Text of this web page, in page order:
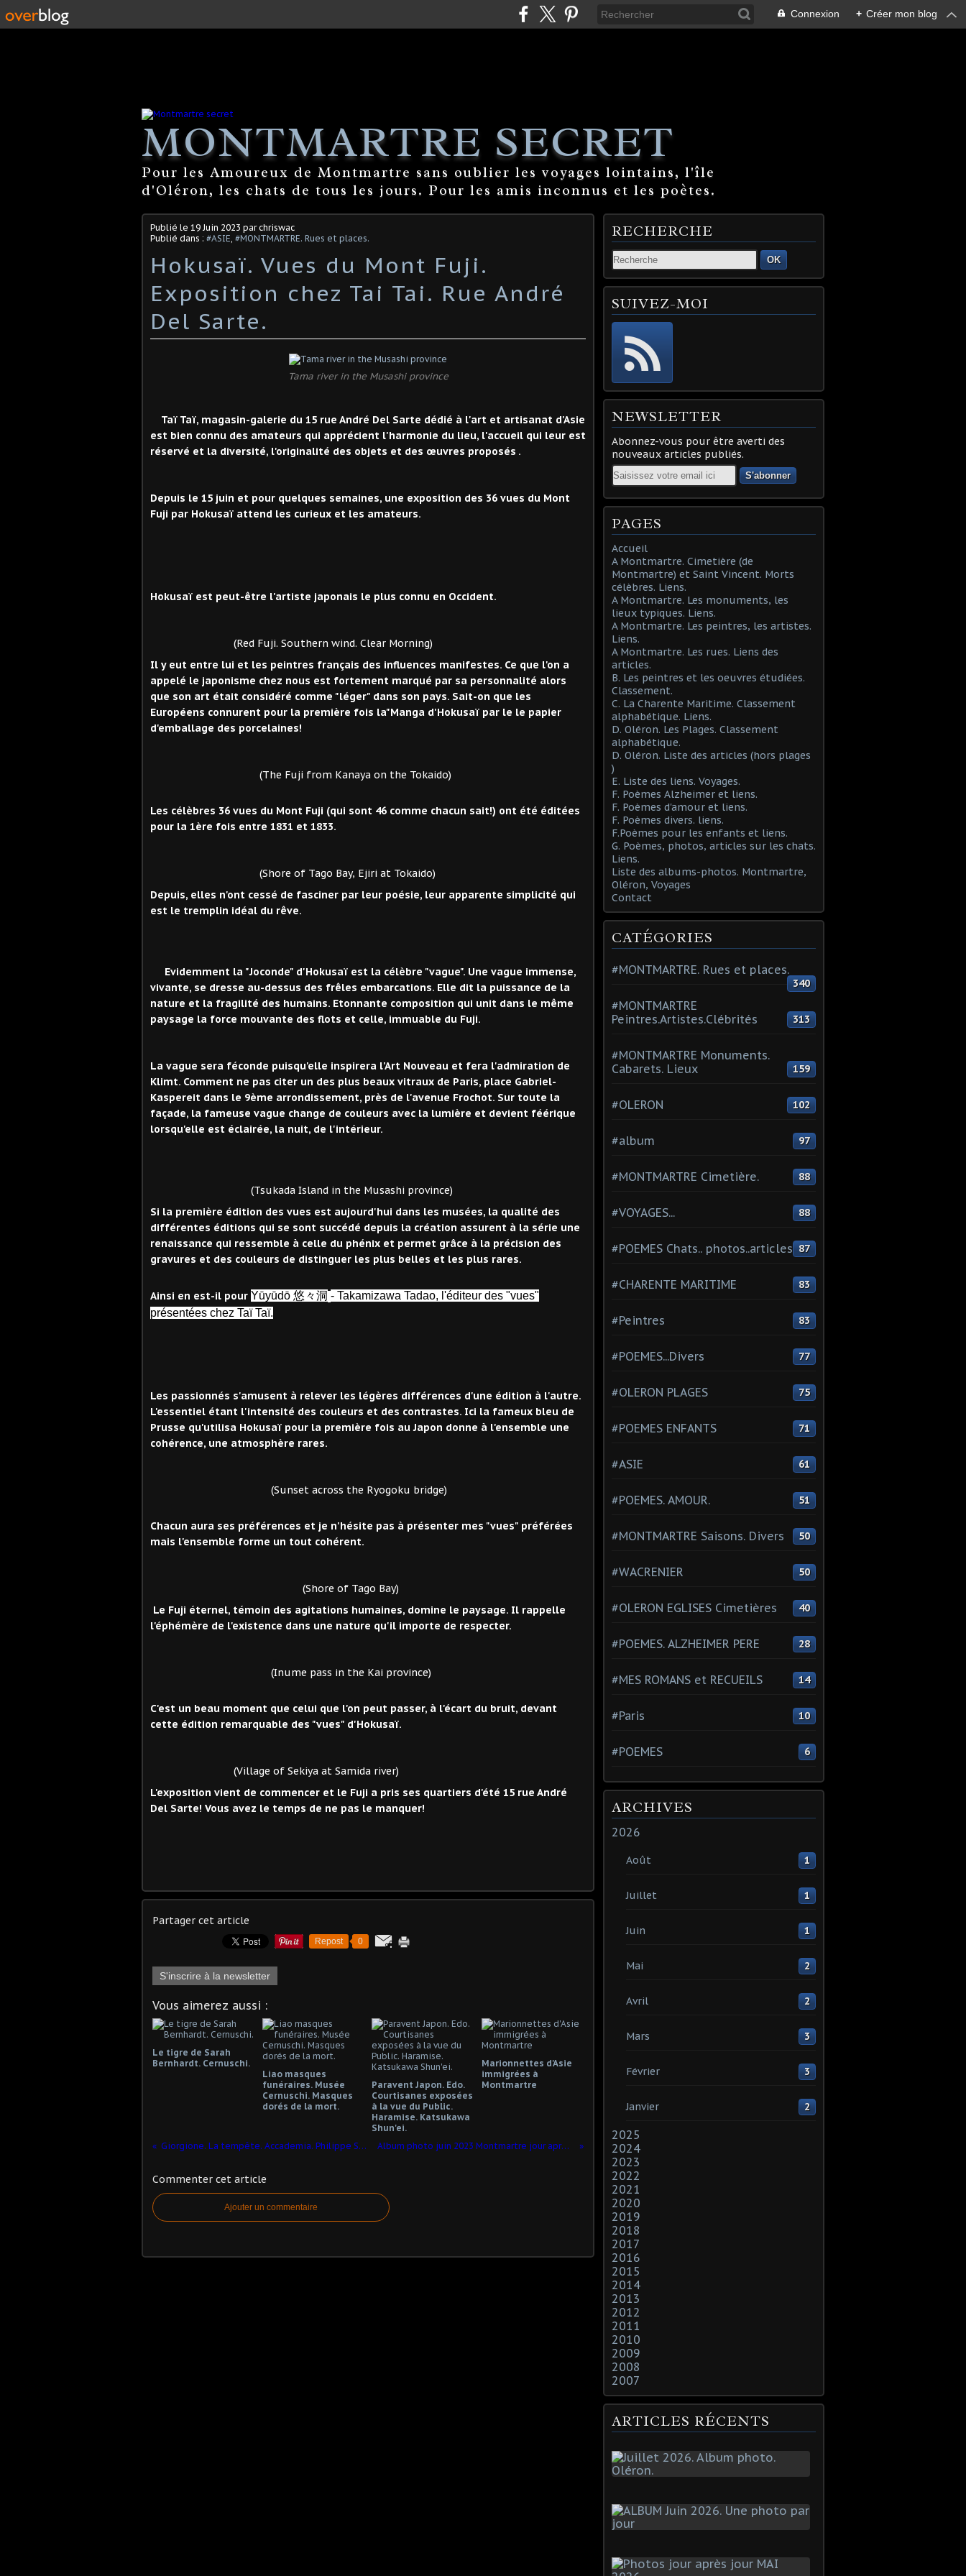
Connexion + Créer mon blog
MONTMARTRE SECRET
Pour les Amoureux de Montmartre sans oublier les voyages lointains, l'île
d'Oléron, les chats de tous les jours. Pour les amis inconnus et les poètes.
Publié le 19 Juin 2023 par chriswac
Publié dans : #ASIE #MONTMARTRE. Rues et places.
Hokusaï. Vues du Mont Fuji.
Exposition chez Tai Tai. Rue André
Del Sarte.
Tama river in the Musashi province
Taï Taï, magasin-galerie du 15 rue André Del Sarte dédié à l'art et artisanat d'Asie
est bien connu des amateurs qui apprécient l'harmonie du lieu, l'accueil qui leur est
réservé et la diversité, l'originalité des objets et des œuvres proposés .
Depuis le 15 juin et pour quelques semaines, une exposition des 36 vues du Mont
Fuji par Hokusaï attend les curieux et les amateurs.
Hokusaï est peut-être l'artiste japonais le plus connu en Occident.
(Red Fuji. Southern wind. Clear Morning)
Il y eut entre lui et les peintres français des influences manifestes. Ce que l'on a
appelé le japonisme chez nous est fortement marqué par sa personnalité alors
que son art était considéré comme "léger" dans son pays. Sait-on que les
Européens connurent pour la première fois la"Manga d'Hokusaï par le le papier
d'emballage des porcelaines!
(The Fuji from Kanaya on the Tokaido)
Les célèbres 36 vues du Mont Fuji (qui sont 46 comme chacun sait!) ont été éditées
pour la 1ère fois entre 1831 et 1833.
(Shore of Tago Bay, Ejiri at Tokaido)
Depuis, elles n'ont cessé de fasciner par leur poésie, leur apparente simplicité qui
est le tremplin idéal du rêve.
Evidemment la "Joconde" d'Hokusaï est la célèbre "vague". Une vague immense,
vivante, se dresse au-dessus des frêles embarcations. Elle dit la puissance de la
nature et la fragilité des humains. Etonnante composition qui unit dans le même
paysage la force mouvante des flots et celle, immuable du Fuji.
La vague sera féconde puisqu'elle inspirera l'Art Nouveau et fera l'admiration de
Klimt. Comment ne pas citer un des plus beaux vitraux de Paris, place Gabriel-
Kaspereit dans le 9ème arrondissement, près de l'avenue Frochot. Sur toute la
façade, la fameuse vague change de couleurs avec la lumière et devient féérique
lorsqu'elle est éclairée, la nuit, de l'intérieur.
(Tsukada Island in the Musashi province)
Si la première édition des vues est aujourd'hui dans les musées, la qualité des
différentes éditions qui se sont succédé depuis la création assurent à la série une
renaissance qui ressemble à celle du phénix et permet grâce à la précision des
gravures et des couleurs de distinguer les plus belles et les plus rares.
Ainsi en est-il pour Yūyūdō 悠々洞 - Takamizawa Tadao, l'éditeur des "vues"
présentées chez Taï Taï.
Les passionnés s'amusent à relever les légères différences d'une édition à l'autre.
L'essentiel étant l'intensité des couleurs et des contrastes. Ici la fameux bleu de
Prusse qu'utilisa Hokusaï pour la première fois au Japon donne à l'ensemble une
cohérence, une atmosphère rares.
(Sunset across the Ryogoku bridge)
Chacun aura ses préférences et je n'hésite pas à présenter mes "vues" préférées
mais l'ensemble forme un tout cohérent.
(Shore of Tago Bay)
Le Fuji éternel, témoin des agitations humaines, domine le paysage. Il rappelle
l'éphémère de l'existence dans une nature qu'il importe de respecter.
(Inume pass in the Kai province)
C'est un beau moment que celui que l'on peut passer, à l'écart du bruit, devant
cette édition remarquable des "vues" d'Hokusaï.
(Village of Sekiya at Samida river)
L'exposition vient de commencer et le Fuji a pris ses quartiers d'été 15 rue André
Del Sarte! Vous avez le temps de ne pas le manquer!
Partager cet article
Repost 0
S'inscrire à la newsletter
Vous aimerez aussi :
Le tigre de Sarah
Bernhardt. Cernuschi.
Liao masques
funéraires. Musée
Cernuschi. Masques
dorés de la mort.
Paravent Japon. Edo.
Courtisanes exposées
à la vue du Public.
Haramise. Katsukawa
Shun'ei.
Marionnettes d'Asie
immigrées à
Montmartre
Giorgione. La tempête. Accademia. Philippe Sollers. Album photo juin 2023 Montmartre jour après jour
Commenter cet article
Ajouter un commentaire
RECHERCHE
OK
SUIVEZ-MOI
NEWSLETTER
Abonnez-vous pour être averti des
nouveaux articles publiés.
Email
PAGES
Accueil
A Montmartre. Cimetière (de
Montmartre) et Saint Vincent. Morts
célèbres. Liens.
A Montmartre. Les monuments, les
lieux typiques. Liens.
A Montmartre. Les peintres, les artistes.
Liens.
A Montmartre. Les rues. Liens des
articles.
B. Les peintres et les oeuvres étudiées.
Classement.
C. La Charente Maritime. Classement
alphabétique. Liens.
D. Oléron. Les Plages. Classement
alphabétique.
D. Oléron. Liste des articles (hors plages
)
E. Liste des liens. Voyages.
F. Poèmes Alzheimer et liens.
F. Poèmes d'amour et liens.
F. Poèmes divers. liens.
F.Poèmes pour les enfants et liens.
G. Poèmes, photos, articles sur les chats.
Liens.
Liste des albums-photos. Montmartre,
Oléron, Voyages
Contact
CATÉGORIES
#MONTMARTRE. Rues et places.
340
#MONTMARTRE
Peintres.Artistes.Clébrités
313
#MONTMARTRE Monuments.
Cabarets. Lieux
159
#OLERON 102
#album 97
#MONTMARTRE Cimetière. 88
#VOYAGES... 88
#POEMES Chats.. photos..articles 87
#CHARENTE MARITIME 83
#Peintres 83
#POEMES...Divers 77
#OLERON PLAGES 75
#POEMES ENFANTS 71
#ASIE 61
#POEMES. AMOUR. 51
#MONTMARTRE Saisons. Divers 50
#WACRENIER 50
#OLERON EGLISES Cimetières 40
#POEMES. ALZHEIMER PERE 28
#MES ROMANS et RECUEILS 14
#Paris 10
#POEMES 6
ARCHIVES
2026
Août 1
Juillet 1
Juin 1
Mai 2
Avril 2
Mars 3
Février 3
Janvier 2
2025
2024
2023
2022
2021
2020
2019
2018
2017
2016
2015
2014
2013
2012
2011
2010
2009
2008
2007
ARTICLES RÉCENTS